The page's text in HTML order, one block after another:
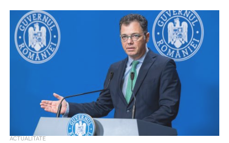
Ministrul Economiei, Antreprenoriatului şi Turismului, Ştefan-
Radu Oprea, şi cel al Cercetării, Inovării şi Digitalizării, Bogdan-
Gruia Ivan, au semnat, marţi, un protocol de...
ACTUALITATE